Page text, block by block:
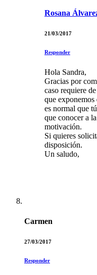
Rosana
21/03/2017
Responder
Hola Sandra,
Gracias por
caso requiere
que exponemos
es normal que
que conocer a
motivación.
Si quieres
disposición.
Un saludo,
Carmen
27/03/2017
Responder